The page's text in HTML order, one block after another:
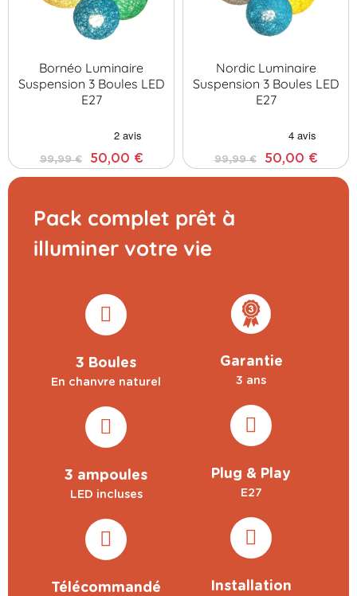
Bornéo Luminaire
Suspension 3 Boules LED
E27
99,99 € 50,00 €
Pack complet prêt à
illuminer votre vie
3 Boules
En chanvre naturel
3 ampoules
LED incluses
Télécommandé
Garantie
3 ans
Plug & Play
E27
Installation
Nordic Luminaire
Suspension 3 Boules LED
E27
99,99 € 50,00 €